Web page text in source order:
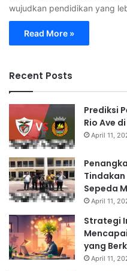
wujudkan pendidikan yang
Read More »
Recent Posts
Prediksi
Rio Ave
April 11,
Sepeda
April 11,
Strategi
yang
April 11,